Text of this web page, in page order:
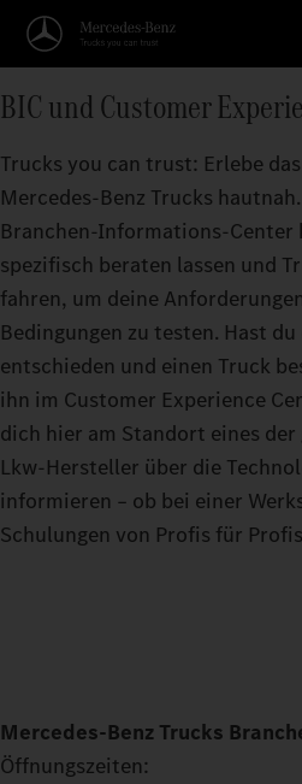
BIC und Customer
Trucks you can trust: Erlebe
Mercedes‑Benz Trucks
Branchen‑Informations‑Center
spezifisch beraten lassen und
fahren, um deine
Bedingungen zu testen. Hast
entschieden und einen Truck
ihn im Customer Experience
dich hier am Standort eines der
Lkw‑Hersteller über die
informieren – ob bei einer
Schulungen von Profis für
Mercedes‑Benz Trucks
Öffnungszeiten: